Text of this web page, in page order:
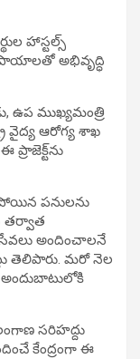
హాస్టల్స్
అభివృద్ధి
ఉప ముఖ్యమంత్రి
వైద్య ఆరోగ్య శాఖ
పనులను
తర్వాత
సేవలు అందించాలనే
తెలిపారు. మరో నెల
అందుబాటులోకి
సరిహద్దు
కేంద్రంగా ఈ